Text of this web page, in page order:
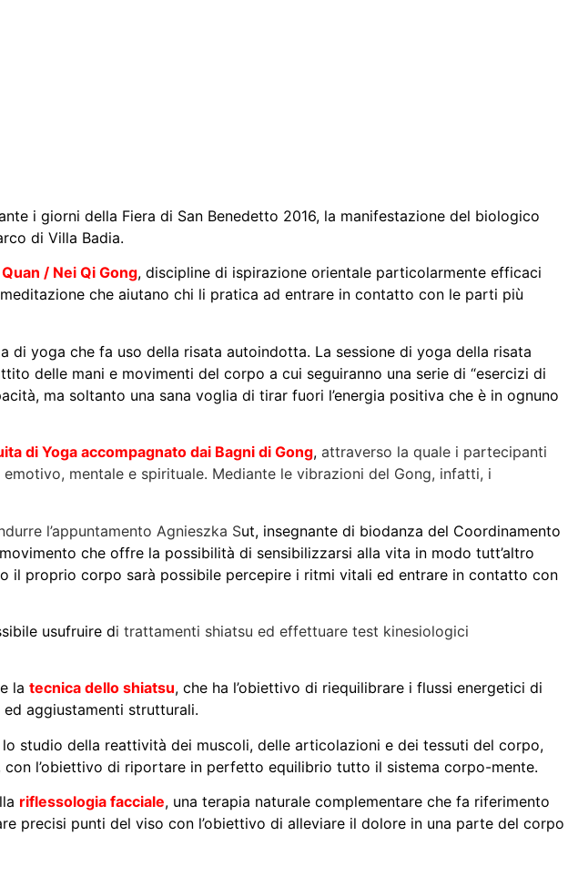
i giorni della Fiera di San Benedetto 2016, la manifestazione del biologico
di Villa Badia.
/ Nei Qi Gong, discipline di ispirazione orientale particolarmente efficaci
che aiutano chi li pratica ad entrare in contatto con le parti più
di yoga che fa uso della risata autoindotta. La sessione di yoga della risata
delle mani e movimenti del corpo a cui seguiranno una serie di “esercizi di
ma soltanto una sana voglia di tirar fuori l’energia positiva che è in ognuno
di Yoga accompagnato dai Bagni di Gong, attraverso la quale i partecipanti
mentale e spirituale. Mediante le vibrazioni del Gong, infatti, i
l’appuntamento Agnieszka Sut, insegnante di biodanza del Coordinamento
che offre la possibilità di sensibilizzarsi alla vita in modo tutt’altro
il proprio corpo sarà possibile percepire i ritmi vitali ed entrare in contatto con
usufruire di trattamenti shiatsu ed effettuare test kinesiologici
la tecnica dello shiatsu, che ha l’obiettivo di riequilibrare i flussi energetici di
aggiustamenti strutturali.
studio della reattività dei muscoli, delle articolazioni e dei tessuti del corpo,
l’obiettivo di riportare in perfetto equilibrio tutto il sistema corpo-mente.
riflessologia facciale, una terapia naturale complementare che fa riferimento
precisi punti del viso con l’obiettivo di alleviare il dolore in una parte del corpo